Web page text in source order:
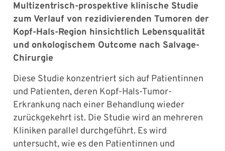
Multizentrisch-prospektive klinische Studie
zum Verlauf von rezidivierenden Tumoren der
Kopf-Hals-Region hinsichtlich Lebensqualität
und onkologischem Outcome nach Salvage-
Chirurgie
Diese Studie konzentriert sich auf Patientinnen
und Patienten, deren Kopf-Hals-Tumor-
Erkrankung nach einer Behandlung wieder
zurückgekehrt ist. Die Studie wird an mehreren
Kliniken parallel durchgeführt. Es wird
untersucht, wie es den Patientinnen und